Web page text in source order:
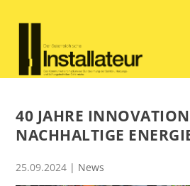
40 JAHRE
NACHHALTIGE
25.09.2024 | News